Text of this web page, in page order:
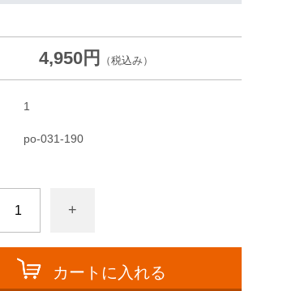
4,950円 （税込み）
1
po-031-190
+
カートに入れる